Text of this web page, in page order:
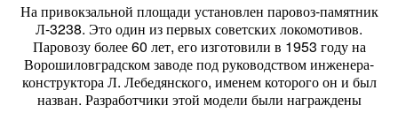
На привокзальной площади установлен паровоз-памятник
Л-3238. Это один из первых советских локомотивов.
Паровозу более 60 лет, его изготовили в 1953 году на
Ворошиловградском заводе под руководством инженера-
конструктора Л. Лебедянского, именем которого он и был
назван. Разработчики этой модели были награждены